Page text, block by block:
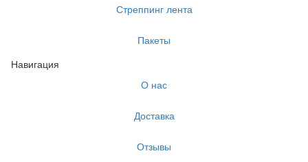
Стреппинг лента
Пакеты
Навигация
О нас
Доставка
Отзывы